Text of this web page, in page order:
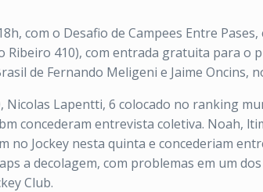
com o Desafio de Campees Entre
Ribeiro 410), com entrada gratuita para o
de Fernando Meligeni e Jaime Oncins,
Nicolas Lapentti, 6 colocado no ranking
concederam entrevista coletiva. Noah,
Jockey nesta quinta e concederiam
a decolagem, com problemas em um
Club.